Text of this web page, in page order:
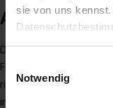
sie von uns
Notwendig
Ausbildung
Die iglo GmbH – ja
Fischstäbchen – gehört
richtig gute
internationalen Nomad